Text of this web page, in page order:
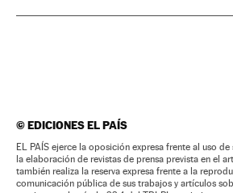
©EDICIONES EL PAÍS
EL PAÍS ejerce la oposición expresa frente al uso
la elaboración de revistas de prensa prevista en el
también realiza la reserva expresa frente a la
comunicación pública de sus trabajos y artículos